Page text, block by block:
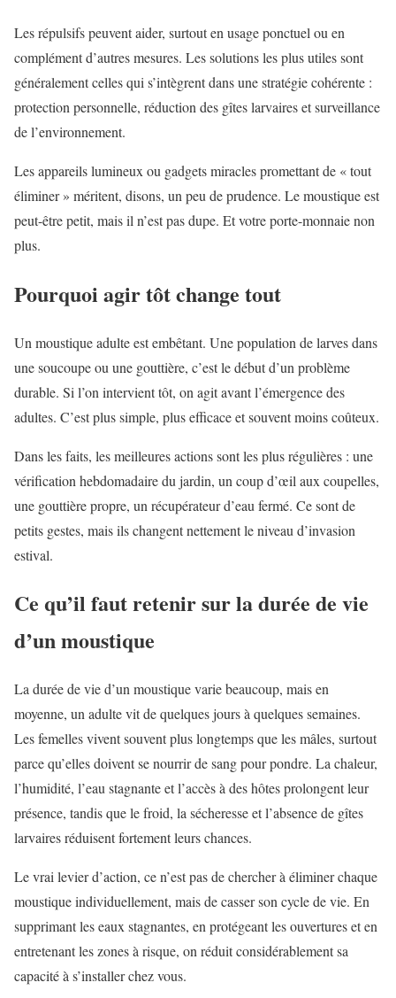
Les répulsifs peuvent aider, surtout en usage ponctuel ou en
complément d’autres mesures. Les solutions les plus utiles sont
généralement celles qui s’intègrent dans une stratégie cohérente :
protection personnelle, réduction des gîtes larvaires et surveillance
de l’environnement.
Les appareils lumineux ou gadgets miracles promettant de « tout
éliminer » méritent, disons, un peu de prudence. Le moustique est
peut-être petit, mais il n’est pas dupe. Et votre porte-monnaie non
plus.
Pourquoi agir tôt change tout
Un moustique adulte est embêtant. Une population de larves dans
une soucoupe ou une gouttière, c’est le début d’un problème
durable. Si l’on intervient tôt, on agit avant l’émergence des
adultes. C’est plus simple, plus efficace et souvent moins coûteux.
Dans les faits, les meilleures actions sont les plus régulières : une
vérification hebdomadaire du jardin, un coup d’œil aux coupelles,
une gouttière propre, un récupérateur d’eau fermé. Ce sont de
petits gestes, mais ils changent nettement le niveau d’invasion
estival.
Ce qu’il faut retenir sur la durée de vie
d’un moustique
La durée de vie d’un moustique varie beaucoup, mais en
moyenne, un adulte vit de quelques jours à quelques semaines.
Les femelles vivent souvent plus longtemps que les mâles, surtout
parce qu’elles doivent se nourrir de sang pour pondre. La chaleur,
l’humidité, l’eau stagnante et l’accès à des hôtes prolongent leur
présence, tandis que le froid, la sécheresse et l’absence de gîtes
larvaires réduisent fortement leurs chances.
Le vrai levier d’action, ce n’est pas de chercher à éliminer chaque
moustique individuellement, mais de casser son cycle de vie. En
supprimant les eaux stagnantes, en protégeant les ouvertures et en
entretenant les zones à risque, on réduit considérablement sa
capacité à s’installer chez vous.